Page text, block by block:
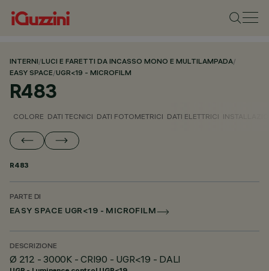
INTERNI/LUCI E FARETTI DA INCASSO MONO E MULTILAMPADA/
EASY SPACE/UGR<19 - MICROFILM
R483
COLORE DATI TECNICI DATI FOTOMETRICI DATI ELETTRICI
R483
PARTE DI
EASY SPACE UGR<19 - MICROFILM
DESCRIZIONE
Ø 212 - 3000K - CRI90 - UGR<19 - DALI